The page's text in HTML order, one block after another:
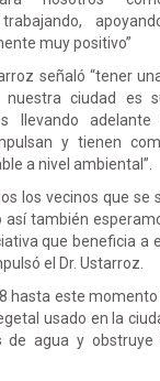
muy positivo”
señaló “tener
ciudad es
llevando adelante
y tienen
a nivel ambiental”.
los vecinos que se
así también
que beneficia a
el Dr. Ustarroz.
hasta este
usado en la
de agua y obstruye